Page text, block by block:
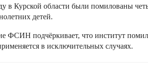
в Курской области были помилованы
детей.
ФСИН подчёркивает, что институт
в исключительных случаях.